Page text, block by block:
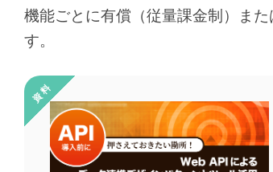
機能ごとに有償（従量課金制）ま
す。